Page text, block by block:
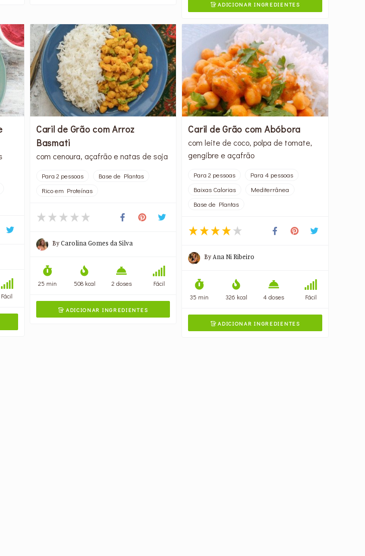
ADICIONAR INGREDIENTES
Fácil
Caril de Grão com Arroz
Basmati
com cenoura, açafrão e natas de soja
Para 2 pessoas
Base de Plantas
Rico em Proteínas
ByCarolina Gomes da Silva
25 min 508 kcal 2 doses Fácil
 ADICIONAR INGREDIENTES
Caril de Grão com Abóbora
com leite de coco, polpa de tomate,
gengibre e açafrão
Para 2 pessoas
Para 4 pessoas
Baixas Calorias
Mediterrânea
Base de Plantas
ByAna Ni Ribeiro
35 min 326 kcal 4 doses Fácil
ADICIONAR INGREDIENTES